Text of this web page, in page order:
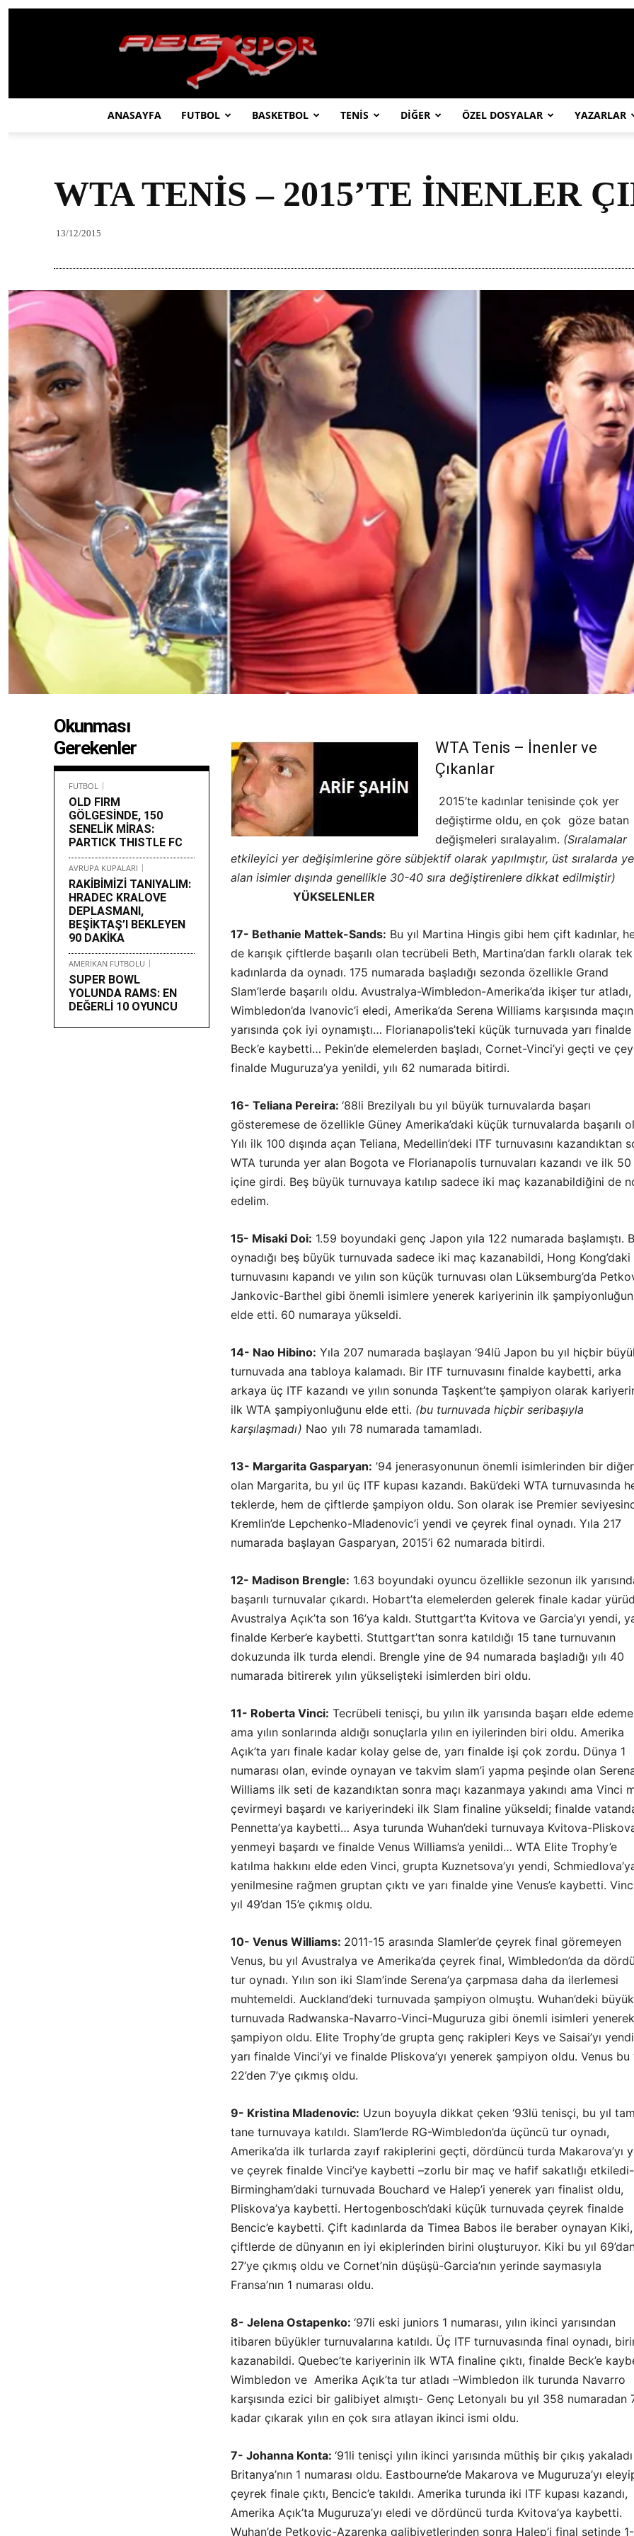
ABC
SPOR
ANASAYFA FUTBOL BASKETBOL TENİS DİĞER ÖZEL DOSYALAR YAZARLAR
WTA TENİS – 2015’TE İNENLER
13/12/2015
Okunması
Gerekenler
FUTBOL
OLD FIRM
GÖLGESİNDE, 150
SENELİK MİRAS:
PARTICK THISTLE FC
AVRUPA KUPALARI
RAKİBİMİZİ TANIYALIM:
HRADEC KRALOVE
DEPLASMANI,
BEŞİKTAŞ’I BEKLEYEN
90 DAKİKA
AMERİKAN FUTBOLU
SUPER BOWL
YOLUNDA RAMS: EN
DEĞERLİ 10 OYUNCU
WTA Tenis – İnenler ve
Çıkanlar
2015’te kadınlar tenisinde çok yer
değiştirme oldu, en çok göze batan
değişmeleri sıralayalım. (Sıralamalar
etkileyici yer değişimlerine göre sübjektif olarak yapılmıştır, üst sıralarda
alan isimler dışında genellikle 30-40 sıra değiştirenlere dikkat edilmiştir)
YÜKSELENLER
17- Bethanie Mattek-Sands: Bu yıl Martina Hingis gibi hem çift kadınlar,
de karışık çiftlerde başarılı olan tecrübeli Beth, Martina’dan farklı olarak tek
kadınlarda da oynadı. 175 numarada başladığı sezonda özellikle Grand
Slam’lerde başarılı oldu. Avustralya-Wimbledon-Amerika’da ikişer tur atladı,
Wimbledon’da Ivanovic’i eledi, Amerika’da Serena Williams karşısında
yarısında çok iyi oynamıştı… Florianapolis’teki küçük turnuvada yarı finalde
Beck’e kaybetti… Pekin’de elemelerden başladı, Cornet-Vinci’yi geçti ve
finalde Muguruza’ya yenildi, yılı 62 numarada bitirdi.
16- Teliana Pereira: ‘88li Brezilyalı bu yıl büyük turnuvalarda başarı
gösteremese de özellikle Güney Amerika’daki küçük turnuvalarda başarılı
Yılı ilk 100 dışında açan Teliana, Medellin’deki ITF turnuvasını kazandıktan
WTA turunda yer alan Bogota ve Florianapolis turnuvaları kazandı ve ilk 50
içine girdi. Beş büyük turnuvaya katılıp sadece iki maç kazanabildiğini de
edelim.
15- Misaki Doi: 1.59 boyundaki genç Japon yıla 122 numarada başlamıştı.
oynadığı beş büyük turnuvada sadece iki maç kazanabildi, Hong Kong’daki
turnuvasını kapandı ve yılın son küçük turnuvası olan Lüksemburg’da
Jankovic-Barthel gibi önemli isimlere yenerek kariyerinin ilk
elde etti. 60 numaraya yükseldi.
14- Nao Hibino: Yıla 207 numarada başlayan ‘94lü Japon bu yıl hiçbir
turnuvada ana tabloya kalamadı. Bir ITF turnuvasını finalde kaybetti, arka
arkaya üç ITF kazandı ve yılın sonunda Taşkent’te şampiyon olarak
ilk WTA şampiyonluğunu elde etti. (bu turnuvada hiçbir seribaşıyla
karşılaşmadı) Nao yılı 78 numarada tamamladı.
13- Margarita Gasparyan: ’94 jenerasyonunun önemli isimlerinden bir
olan Margarita, bu yıl üç ITF kupası kazandı. Bakü’deki WTA turnuvasında
teklerde, hem de çiftlerde şampiyon oldu. Son olarak ise Premier
Kremlin’de Lepchenko-Mladenovic’i yendi ve çeyrek final oynadı. Yıla 217
numarada başlayan Gasparyan, 2015’i 62 numarada bitirdi.
12- Madison Brengle: 1.63 boyundaki oyuncu özellikle sezonun ilk
başarılı turnuvalar çıkardı. Hobart’ta elemelerden gelerek finale kadar
Avustralya Açık’ta son 16’ya kaldı. Stuttgart’ta Kvitova ve Garcia’yı yendi,
finalde Kerber’e kaybetti. Stuttgart’tan sonra katıldığı 15 tane turnuvanın
dokuzunda ilk turda elendi. Brengle yine de 94 numarada başladığı yılı 40
numarada bitirerek yılın yükselişteki isimlerden biri oldu.
11- Roberta Vinci: Tecrübeli tenisçi, bu yılın ilk yarısında başarı elde
ama yılın sonlarında aldığı sonuçlarla yılın en iyilerinden biri oldu. Amerika
Açık’ta yarı finale kadar kolay gelse de, yarı finalde işi çok zordu. Dünya 1
numarası olan, evinde oynayan ve takvim slam’i yapma peşinde olan
Williams ilk seti de kazandıktan sonra maçı kazanmaya yakındı ama Vinci
çevirmeyi başardı ve kariyerindeki ilk Slam finaline yükseldi; finalde
Pennetta’ya kaybetti… Asya turunda Wuhan’deki turnuvaya Kvitova-
yenmeyi başardı ve finalde Venus Williams’a yenildi… WTA Elite Trophy’e
katılma hakkını elde eden Vinci, grupta Kuznetsova’yı yendi,
yenilmesine rağmen gruptan çıktı ve yarı finalde yine Venus’e kaybetti.
yıl 49’dan 15’e çıkmış oldu.
10- Venus Williams: 2011-15 arasında Slamler’de çeyrek final göremeyen
Venus, bu yıl Avustralya ve Amerika’da çeyrek final, Wimbledon’da da
tur oynadı. Yılın son iki Slam’inde Serena’ya çarpmasa daha da ilerlemesi
muhtemeldi. Auckland’deki turnuvada şampiyon olmuştu. Wuhan’deki büyük
turnuvada Radwanska-Navarro-Vinci-Muguruza gibi önemli isimleri yenerek
şampiyon oldu. Elite Trophy’de grupta genç rakipleri Keys ve Saisai’yı
yarı finalde Vinci’yi ve finalde Pliskova’yı yenerek şampiyon oldu. Venus bu
22’den 7’ye çıkmış oldu.
9- Kristina Mladenovic: Uzun boyuyla dikkat çeken ‘93lü tenisçi, bu yıl
tane turnuvaya katıldı. Slam’lerde RG-Wimbledon’da üçüncü tur oynadı,
Amerika’da ilk turlarda zayıf rakiplerini geçti, dördüncü turda Makarova’yı
ve çeyrek finalde Vinci’ye kaybetti –zorlu bir maç ve hafif sakatlığı etkiledi-
Birmingham’daki turnuvada Bouchard ve Halep’i yenerek yarı finalist oldu,
Pliskova’ya kaybetti. Hertogenbosch’daki küçük turnuvada çeyrek finalde
Bencic’e kaybetti. Çift kadınlarda da Timea Babos ile beraber oynayan Kiki,
çiftlerde de dünyanın en iyi ekiplerinden birini oluşturuyor. Kiki bu yıl
27’ye çıkmış oldu ve Cornet’nin düşüşü-Garcia’nın yerinde saymasıyla
Fransa’nın 1 numarası oldu.
8- Jelena Ostapenko: ‘97li eski juniors 1 numarası, yılın ikinci yarısından
itibaren büyükler turnuvalarına katıldı. Üç ITF turnuvasında final oynadı,
kazanabildi. Quebec’te kariyerinin ilk WTA finaline çıktı, finalde Beck’e
Wimbledon ve Amerika Açık’ta tur atladı –Wimbledon ilk turunda Navarro
karşısında ezici bir galibiyet almıştı- Genç Letonyalı bu yıl 358 numaradan
kadar çıkarak yılın en çok sıra atlayan ikinci ismi oldu.
7- Johanna Konta: ‘91li tenisçi yılın ikinci yarısında müthiş bir çıkış
Britanya’nın 1 numarası oldu. Eastbourne’de Makarova ve Muguruza’yı
çeyrek finale çıktı, Bencic’e takıldı. Amerika turunda iki ITF kupası kazandı,
Amerika Açık’ta Muguruza’yı eledi ve dördüncü turda Kvitova’ya kaybetti.
Wuhan’de Petkovic-Azarenka galibiyetlerinden sonra Halep’i final setinde 1-